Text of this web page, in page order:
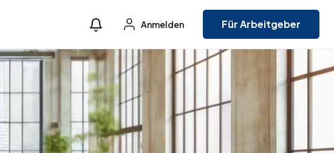
Anmelden Für Arbeitgeber